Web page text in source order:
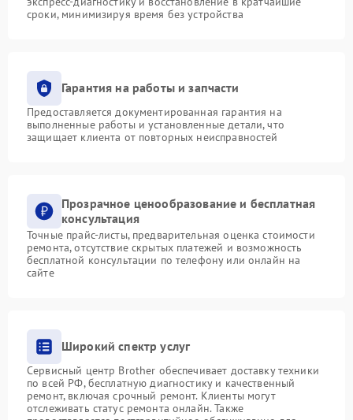
сроки, минимизируя время без устройства
Гарантия на работы и запчасти
Предоставляется документированная гарантия на
выполненные работы и установленные детали, что
защищает клиента от повторных неисправностей
Прозрачное ценообразование и бесплатная
консультация
Точные прайс-листы, предварительная оценка стоимости
ремонта, отсутствие скрытых платежей и возможность
бесплатной консультации по телефону или онлайн на
сайте
Широкий спектр услуг
Сервисный центр Brother обеспечивает доставку техники
по всей РФ, бесплатную диагностику и качественный
ремонт, включая срочный ремонт. Клиенты могут
отслеживать статус ремонта онлайн. Также